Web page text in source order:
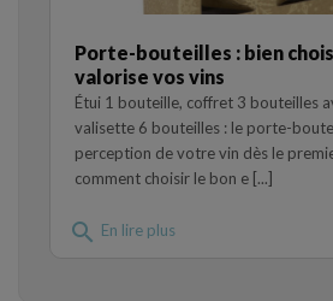
Porte-bouteilles : bien
valorise vos vins
Étui 1 bouteille, coffret 3 bouteilles
valisette 6 bouteilles : le porte-
perception de votre vin dès le
comment choisir le bon e [...]
search En lire plus